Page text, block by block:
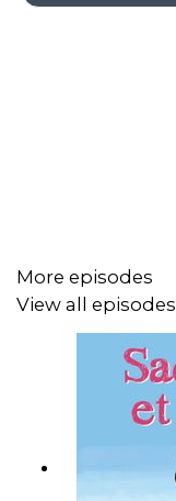
More episodes
View all episodes